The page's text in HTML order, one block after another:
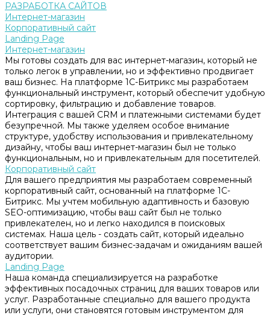
РАЗРАБОТКА САЙТОВ
Интернет-магазин
Корпоративный сайт
Landing Page
Интернет-магазин
Мы готовы создать для вас интернет-магазин, который не
только легок в управлении, но и эффективно продвигает
ваш бизнес. На платформе 1С-Битрикс мы разработаем
функциональный инструмент, который обеспечит удобную
сортировку, фильтрацию и добавление товаров.
Интеграция с вашей CRM и платежными системами будет
безупречной. Мы также уделяем особое внимание
структуре, удобству использования и привлекательному
дизайну, чтобы ваш интернет-магазин был не только
функциональным, но и привлекательным для посетителей.
Корпоративный сайт
Для вашего предприятия мы разработаем современный
корпоративный сайт, основанный на платформе 1С-
Битрикс. Мы учтем мобильную адаптивность и базовую
SEO-оптимизацию, чтобы ваш сайт был не только
привлекателен, но и легко находился в поисковых
системах. Наша цель - создать сайт, который идеально
соответствует вашим бизнес-задачам и ожиданиям вашей
аудитории.
Landing Page
Наша команда специализируется на разработке
эффективных посадочных страниц для ваших товаров или
услуг. Разработанные специально для вашего продукта
или услуги, они становятся готовым инструментом для